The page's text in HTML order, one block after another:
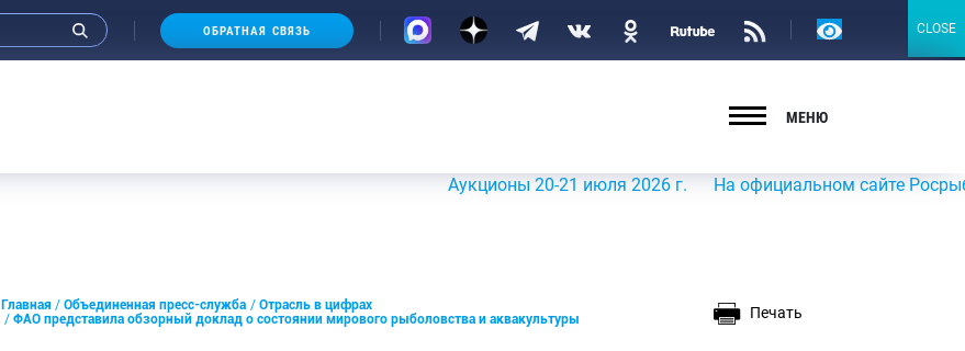
ОБРАТНАЯ СВЯЗЬ
Версия
МЕНЮ
Аукционы 20-21 июля 2026 г. На официальном сайте
Главная Объединенная пресс-служба
Отрасль в цифрах
ФАО представила обзорный доклад о состоянии мирового рыболовства и аквакультуры
Печать
CLOSE
CLOSE